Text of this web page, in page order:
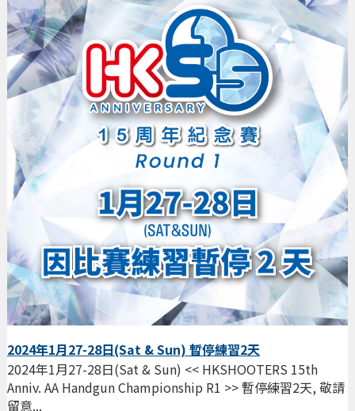
2024年1月27-28日(Sat & Sun) 暫停練習2天
2024年1月27-28日(Sat & Sun) << HKSHOOTERS 15th
Anniv. AA Handgun Championship R1 >> 暫停練習2天, 敬請
留意...